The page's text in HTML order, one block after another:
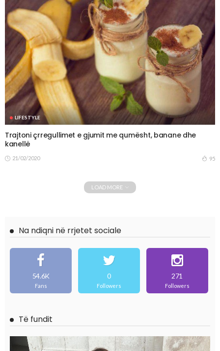
LIFESTYLE
Trajtoni çrregullimet e gjumit me qumësht, banane dhe
kanellë
21/02/2020 95
LOAD MORE
Na ndiqni në rrjetet sociale
54.6K
Fans
0
Followers
271
Followers
Të fundit